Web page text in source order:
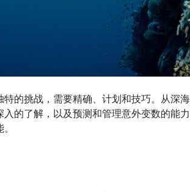
的挑战，需要精确、计划和技巧。从深
的了解，以及预测和管理意外变数的能力